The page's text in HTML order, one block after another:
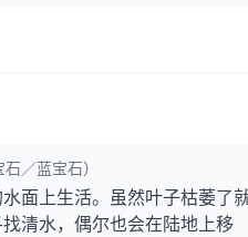
／蓝宝石）
面上生活。虽然叶子枯萎了
清水，偶尔也会在陆地上移